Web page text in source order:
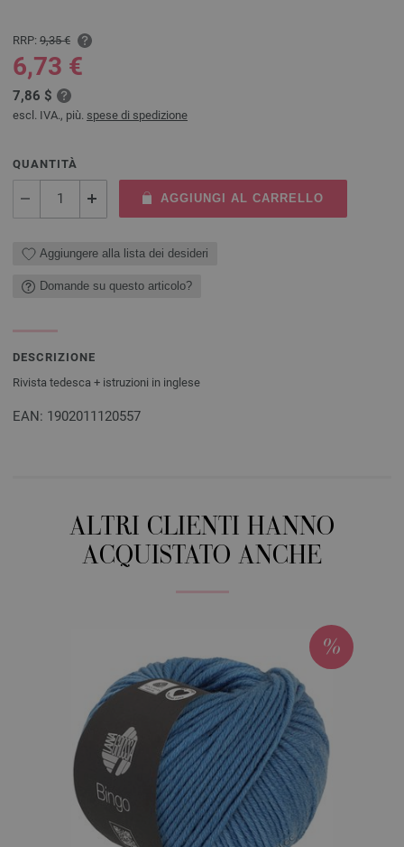
RRP: 9,35 €
6,73 €
7,86 $
escl. IVA., più. spese di spedizione
QUANTITÀ
AGGIUNGI AL CARRELLO
Aggiungere alla lista dei desideri
Domande su questo articolo?
DESCRIZIONE
Rivista tedesca + istruzioni in inglese
EAN: 1902011120557
ALTRI CLIENTI HANNO
ACQUISTATO ANCHE